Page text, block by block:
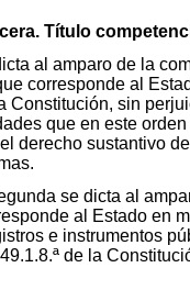
Título
al amparo de la
corresponde al
Constitución, sin
que en este
derecho sustantivo
se dicta al
al Estado en
e instrumentos
de la